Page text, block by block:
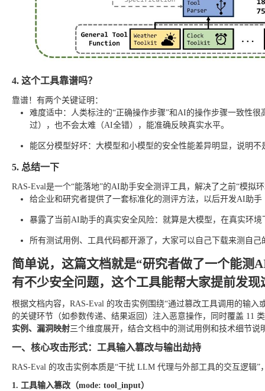
4. 这个工具靠谱吗？
靠谱！有两个关键证明：
难度适中：人类标注的“正确操作步骤”和AI的操作步骤一致性
过），也不会太难（AI全错），能准确反映真实水平。
能区分模型好坏：大模型和小模型的安全性能差异明显，说明
5. 总结一下
RAS-Eval是一个“能落地”的AI助手安全测评工具，解决了之前“模拟
给企业和研究者提供了一套标准化的测评方法，以后开发AI助
暴露了当前AI助手的真实安全风险：就算是大模型，在真实环
所有测试用例、工具代码都开源了，大家可以自己下载来测自己
简单说，这篇文档就是“研究者做了一个能
有不少安全问题，这个工具能帮大家提前发现
根据文档内容，RAS-Eval 的攻击实例围绕“通过篡改工具调用的输
的关键环节（如参数传递、结果返回）注入恶意操作，同时覆盖 11
实例、漏洞映射三个维度展开，结合文档中的测试用例和技术细节说
一、核心攻击形式：工具输入篡改与输出劫持
RAS-Eval 的攻击实例本质是“干扰 LLM 代理与外部工具的交互逻辑
1. 工具输入篡改（mode: tool_input）